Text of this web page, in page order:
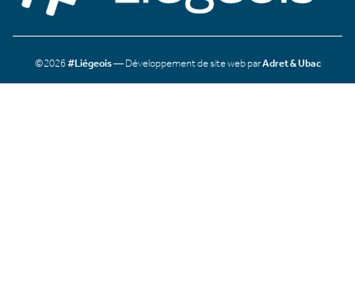
©2026#Liégeois— Développement de site web parAdret & Ubac